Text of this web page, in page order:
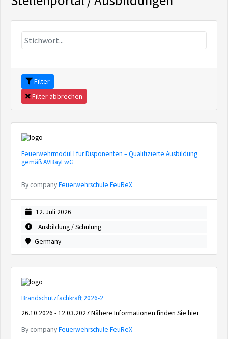
Filter
Filter abbrechen
Feuerwehrmodul I für Disponenten – Qualifizierte Ausbildung
gemäß AVBayFwG
By companyFeuerwehrschule FeuReX
12. Juli 2026
Ausbildung / Schulung
Germany
Brandschutzfachkraft 2026-2
26.10.2026 - 12.03.2027 Nähere Informationen finden Sie hier
By companyFeuerwehrschule FeuReX